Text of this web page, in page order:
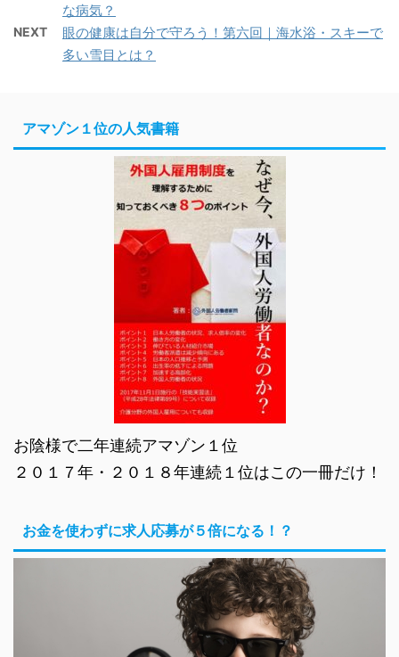
な病気？
NEXT
眼の健康は自分で守ろう！第六回｜海水浴・スキーで
多い雪目とは？
アマゾン１位の人気書籍
お陰様で二年連続アマゾン１位
２０１７年・２０１８年連続１位はこの一冊だけ！
お金を使わずに求人応募が５倍になる！？